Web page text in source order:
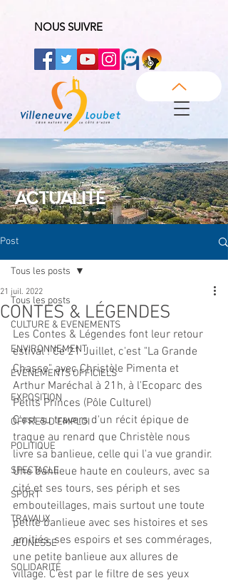
NOUS SUIVRE
ACTUALITÉ
Post
Tous les posts
CULTURE & EVENEMENTS
ENVIRONNEMENT
ÉVÉNEMENTS OFFICIELS
EXPOSITION
OFFRES D'EMPLOI
POLITIQUE
SPECTACLE
SPORT
TRAVAUX
JEUNESSE
SOLIDARITÉ
Tous les posts
CONTES & LÉGENDES
21 juil. 2022
Les Contes & Légendes font leur retour
estival ! Ce 21 Juillet, c'est "La Grande
Chasse" avec Christèle Pimenta et
Arthur Maréchal à 21h, à l'Ecoparc des
Petits Princes (Pôle Culturel)
C'est au travers d'un récit épique de
traque au renard que Christèle nous
livre sa banlieue, celle qui l'a vue grandir.
Une banlieue haute en couleurs, avec sa
cité et ses tours, ses périph et ses
embouteillages, mais surtout une toute
petite banlieue avec ses histoires et ses
amitiés, ses espoirs et ses commérages,
une petite banlieue aux allures de
village. C'est par le filtre de ses yeux